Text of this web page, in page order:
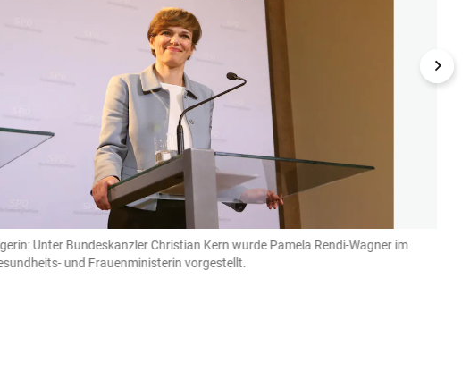
Unter Bundeskanzler Christian Kern wurde Pamela Rendi-Wagner im
und Frauenministerin vorgestellt.